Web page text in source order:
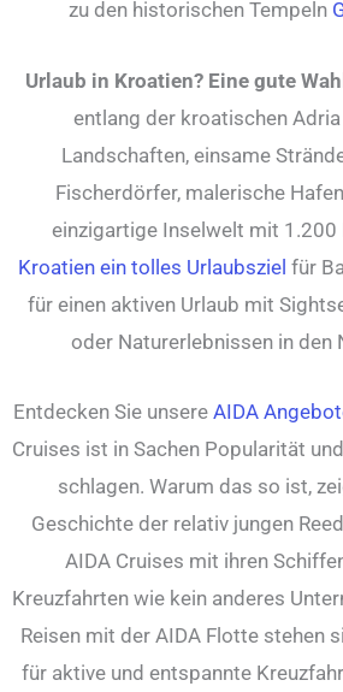
zu den historischen Tempeln
Urlaub in Kroatien? Eine gute
entlang der kroatischen
Landschaften, einsame
Fischerdörfer, malerische
einzigartige Inselwelt mit 1.200
Kroatien ein tolles Urlaubsziel für
für einen aktiven Urlaub mit
oder Naturerlebnissen in den
Entdecken Sie unsere AIDA
Cruises ist in Sachen Popularität
schlagen. Warum das so ist,
Geschichte der relativ jungen
AIDA Cruises mit ihren
Kreuzfahrten wie kein anderes
Reisen mit der AIDA Flotte stehen
für aktive und entspannte